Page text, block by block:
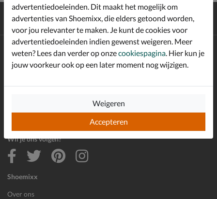
Gratisverzending en retour*
Achterafbetalen
Shoemixx
Over ons
Altijd op de hoogte zijn?
Schrijf je in voor de Shoemixx nieuwsbrief en ontvang €10,-
welkomstkorting! *
Inschrijven
Wil je ons volgen?
advertentiedoeleinden. Dit maakt het mogelijk om
advertenties van Shoemixx, die elders getoond worden,
voor jou relevanter te maken. Je kunt de cookies voor
advertentiedoeleinden indien gewenst weigeren. Meer
weten? Lees dan verder op onzecookiespagina. Hier kun je
jouw voorkeur ook op een later moment nog wijzigen.
Accepteren
Weigeren